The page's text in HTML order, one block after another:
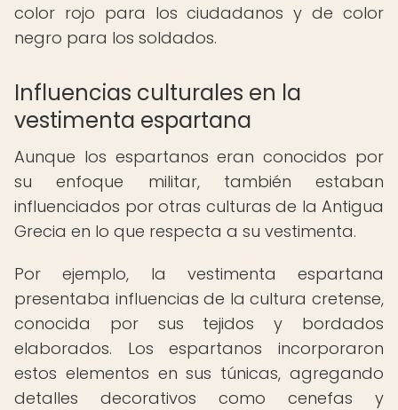
color rojo para los ciudadanos y de color
negro para los soldados.
Influencias culturales en la
vestimenta espartana
Aunque los espartanos eran conocidos por
su enfoque militar, también estaban
influenciados por otras culturas de la Antigua
Grecia en lo que respecta a su vestimenta.
Por ejemplo, la vestimenta espartana
presentaba influencias de la cultura cretense,
conocida por sus tejidos y bordados
elaborados. Los espartanos incorporaron
estos elementos en sus túnicas, agregando
detalles decorativos como cenefas y